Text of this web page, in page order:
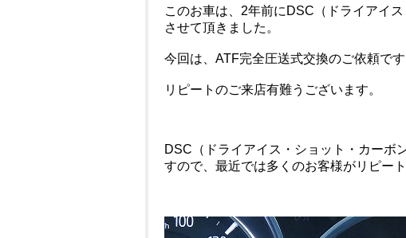
このお車は、2年前にDSC（ドライアイ
させて頂きました。
今回は、ATF完全圧送式交換のご依頼です
リピートのご来店有難うございます。
DSC（ドライアイス・ショット・カーボ
すので、最近では多くのお客様がリピー